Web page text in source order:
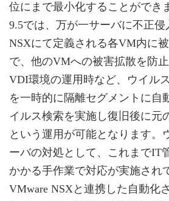
位にまで最小化することができ
9.5では、万が一サーバに不正
NSXにて定義される各VM内に
で、他のVMへの被害拡散を防
VDI環境の運用時など、ウイル
を一時的に隔離セグメントに自
イルス検索を実施し復旧後に元
という運用が可能となります。
ーバの対処として、これまでIT
かかる手作業で対応が実施され
VMware NSXと連携した自動化